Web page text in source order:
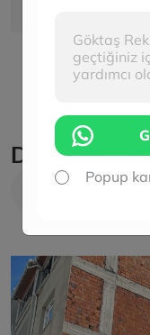
Diğer
Göktaş
geçtiğiniz
yardımcı
Popup